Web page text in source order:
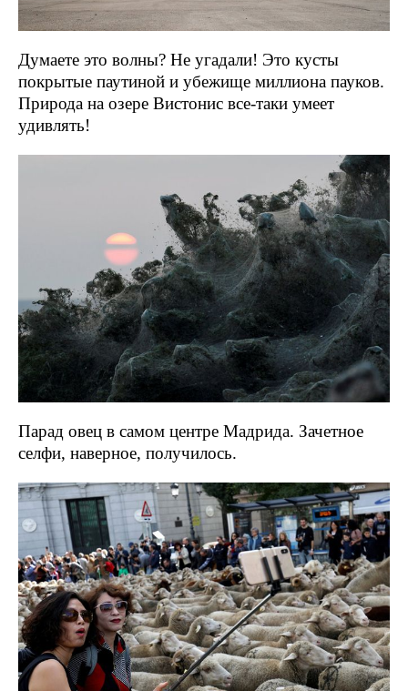
Думаете это волны? Не угадали! Это кусты
покрытые паутиной и убежище миллиона пауков.
Природа на озере Вистонис все-таки умеет
удивлять!
Парад овец в самом центре Мадрида. Зачетное
селфи, наверное, получилось.